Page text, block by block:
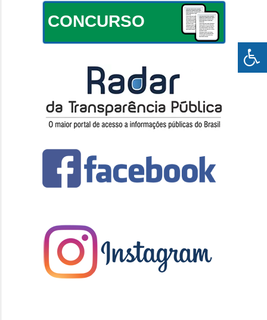
CONCURSO